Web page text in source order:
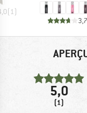
(1)
3,7
5,0
(1)